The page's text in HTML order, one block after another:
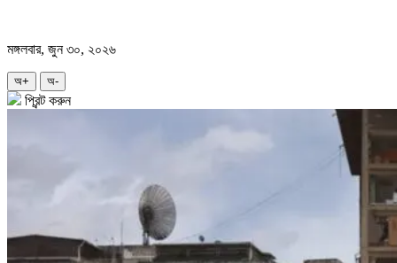
মঙ্গলবার, জুন ৩০, ২০২৬
অ+ অ-
প্রিন্ট করুন